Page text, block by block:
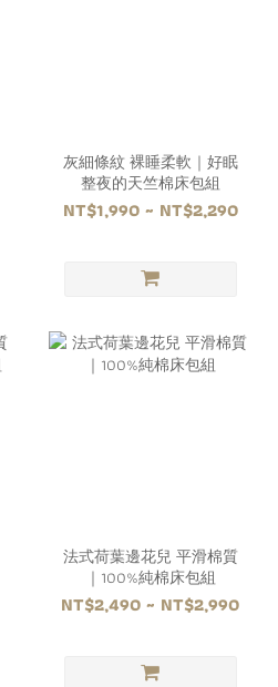
灰細條紋 裸睡柔軟｜好眠
整夜的天竺棉床包組
NT$1,990 ~ NT$2,290
法式荷葉邊花兒 平滑棉質
｜100%純棉床包組
NT$2,490 ~ NT$2,990